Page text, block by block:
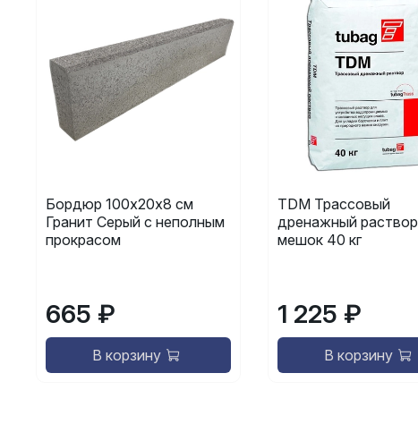
Бордюр 100х20х8 см
Гранит Серый с неполным
прокрасом
665 ₽
В корзину
TDM Трассовый
дренажный раствор,
мешок 40 кг
1 225 ₽
В корзину